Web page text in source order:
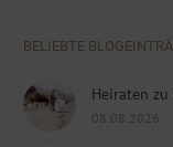
BELIEBTE
Heiraten
08.08.2026